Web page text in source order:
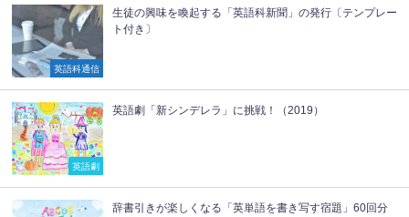
英語科通信
生徒の興味を喚起する「英語科新聞」の発行〔テンプレー
ト付き〕
英語劇
英語劇「新シンデレラ」に挑戦！（2019）
辞書引きが楽しくなる「英単語を書き写す宿題」60回分